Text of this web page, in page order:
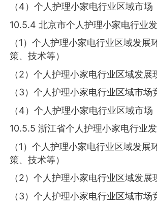
（4）个人护理小家电行业区域市场
10.5.4 北京市个人护理小家电行业
（1）个人护理小家电行业区域发展
策、技术等）
（2）个人护理小家电行业区域发展
（3）个人护理小家电行业区域市场
（4）个人护理小家电行业区域市场
10.5.5 浙江省个人护理小家电行业
（1）个人护理小家电行业区域发展
策、技术等）
（2）个人护理小家电行业区域发展
（3）个人护理小家电行业区域市场